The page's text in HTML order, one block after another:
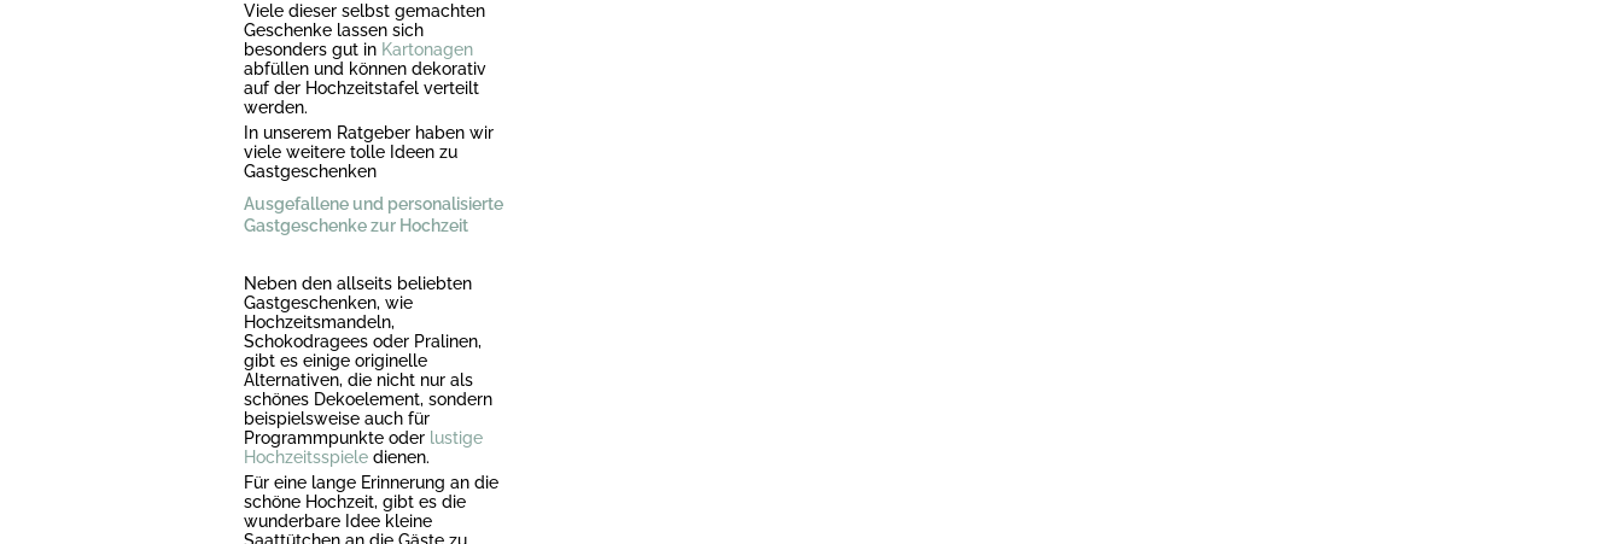
Viele dieser selbst gemachten
Geschenke lassen sich
besonders gut in Kartonagen
abfüllen und können dekorativ
auf der Hochzeitstafel verteilt
werden.
In unserem Ratgeber haben wir
viele weitere tolle Ideen zu
Gastgeschenken
Ausgefallene und personalisierte
Gastgeschenke zur Hochzeit
Neben den allseits beliebten
Gastgeschenken, wie
Hochzeitsmandeln,
Schokodragees oder Pralinen,
gibt es einige originelle
Alternativen, die nicht nur als
schönes Dekoelement, sondern
beispielsweise auch für
Programmpunkte oder lustige
Hochzeitsspiele dienen.
Für eine lange Erinnerung an die
schöne Hochzeit, gibt es die
wunderbare Idee kleine